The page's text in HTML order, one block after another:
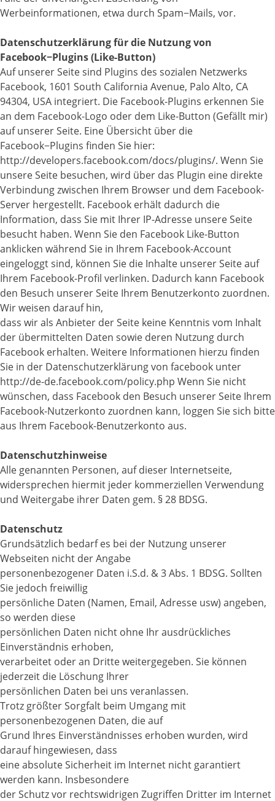
Werbeinformationen, etwa durch Spam−Mails, vor.
Datenschutzerklärung für die Nutzung von
Facebook−Plugins (Like-Button)
Auf unserer Seite sind Plugins des sozialen Netzwerks
Facebook, 1601 South California Avenue, Palo Alto, CA
94304, USA integriert. Die Facebook-Plugins erkennen Sie
an dem Facebook-Logo oder dem Like-Button (Gefällt mir)
auf unserer Seite. Eine Übersicht über die
Facebook−Plugins finden Sie hier:
http://developers.facebook.com/docs/plugins/. Wenn Sie
unsere Seite besuchen, wird über das Plugin eine direkte
Verbindung zwischen Ihrem Browser und dem Facebook-
Server hergestellt. Facebook erhält dadurch die
Information, dass Sie mit Ihrer IP-Adresse unsere Seite
besucht haben. Wenn Sie den Facebook Like-Button
anklicken während Sie in Ihrem Facebook-Account
eingeloggt sind, können Sie die Inhalte unserer Seite auf
Ihrem Facebook-Profil verlinken. Dadurch kann Facebook
den Besuch unserer Seite Ihrem Benutzerkonto zuordnen.
Wir weisen darauf hin,
dass wir als Anbieter der Seite keine Kenntnis vom Inhalt
der übermittelten Daten sowie deren Nutzung durch
Facebook erhalten. Weitere Informationen hierzu finden
Sie in der Datenschutzerklärung von facebook unter
http://de-de.facebook.com/policy.php Wenn Sie nicht
wünschen, dass Facebook den Besuch unserer Seite Ihrem
Facebook-Nutzerkonto zuordnen kann, loggen Sie sich bitte
aus Ihrem Facebook-Benutzerkonto aus.
Datenschutzhinweise
Alle genannten Personen, auf dieser Internetseite,
widersprechen hiermit jeder kommerziellen Verwendung
und Weitergabe ihrer Daten gem. § 28 BDSG.
Datenschutz
Grundsätzlich bedarf es bei der Nutzung unserer
Webseiten nicht der Angabe
personenbezogener Daten i.S.d. & 3 Abs. 1 BDSG. Sollten
Sie jedoch freiwillig
persönliche Daten (Namen, Email, Adresse usw) angeben,
so werden diese
persönlichen Daten nicht ohne Ihr ausdrückliches
Einverständnis erhoben,
verarbeitet oder an Dritte weitergegeben. Sie können
jederzeit die Löschung Ihrer
persönlichen Daten bei uns veranlassen.
Trotz größter Sorgfalt beim Umgang mit
personenbezogenen Daten, die auf
Grund Ihres Einverständnisses erhoben wurden, wird
darauf hingewiesen, dass
eine absolute Sicherheit im Internet nicht garantiert
werden kann. Insbesondere
der Schutz vor rechtswidrigen Zugriffen Dritter im Internet